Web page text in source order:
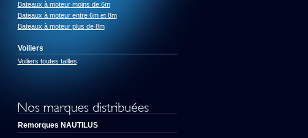
Bateaux à moteur moins de 6m
Bateaux à moteur entre 6m et 8m
Bateaux à moteur plus de 8m
Voiliers
Voiliers toutes tailles
Remorques NAUTILUS